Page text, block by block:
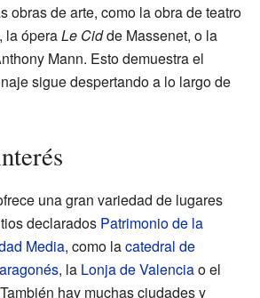
obras de arte, como la obra de teatro
la óperaLe Cidde Massenet, o la
Mann. Esto demuestra el
sigue despertando a lo largo de
una gran variedad de lugares
declarados Patrimonio de la
Media, como lacatedral de
, la Lonja de Valenciao el
hay muchas ciudades y